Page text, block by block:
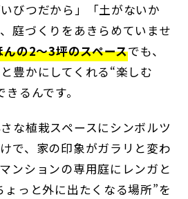
びつだから」「土がないか
庭づくりをあきらめていませ
んの2〜3坪のスペースでも、
豊かにしてくれる“楽しむ
るんです。
な植栽スペースにシンボルツ
で、家の印象がガラリと変わ
ンションの専用庭にレンガと
ょっと外に出たくなる場所”を